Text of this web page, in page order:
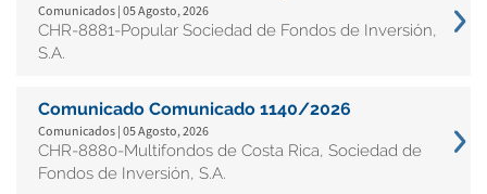
Comunicados | 05 Agosto, 2026
CHR-8881-Popular Sociedad de Fondos de Inversión,
S.A.
Comunicado Comunicado 1140/2026
Comunicados | 05 Agosto, 2026
CHR-8880-Multifondos de Costa Rica, Sociedad de
Fondos de Inversión, S.A.